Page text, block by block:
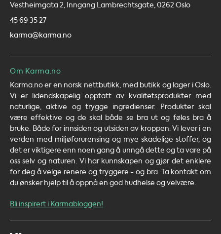
Vestheimgata 2, Inngang Lambrechtsgate, 0262 Oslo
45 69 35 27
karma@karma.no
Om Karma.no
Karma.no er en norsk nettbutikk, med butikk og lager i Oslo.
Vi er lidendskapelig opptatt av kvalitetsprodukter med
naturlige, aktive og trygge ingredienser. Produkter skal
være effektive og de skal både se bra ut og føles bra å
bruke. Både for innsiden og utsiden av kroppen. Vi lever i en
verden med miljøforurensing og mye skadelige stoffer, og
det er viktigere enn noen gang å unngå dette og ta vare på
oss selv og naturen. Vi har kunnskapen og gjør det enklere
for deg å velge renere og tryggere - og bra. Ta kontakt om
du ønsker hjelp til å oppnå en god hudhelse og velvære.
Bli inspirert i Karmabloggen!